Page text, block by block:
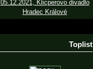
05.12.2021, Klicperovo divadlo
Hradec Králové
Toplist